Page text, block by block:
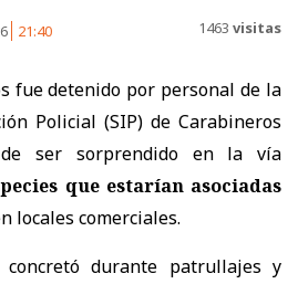
21:40 1463 visitas
fue detenido por personal de la
Policial (SIP) de Carabineros
ser sorprendido en la vía
que estarían asociadas
locales comerciales.
durante patrullajes y